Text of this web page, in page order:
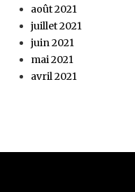
août 2021
juillet 2021
juin 2021
mai 2021
avril 2021